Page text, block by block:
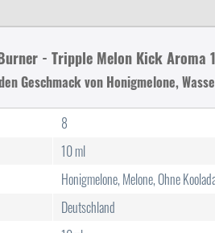
- Tripple Melon Kick Aroma
Geschmack von Honigmelone,
8
10 ml
Honigmelone, Melone, Ohne
Deutschland